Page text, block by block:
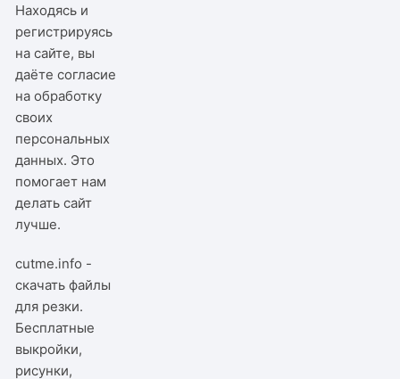
Находясь и
регистрируясь
на сайте, вы
даёте согласие
на обработку
своих
персональных
данных. Это
помогает нам
делать сайт
лучше.
cutme.info -
скачать файлы
для резки.
Бесплатные
выкройки,
рисунки,